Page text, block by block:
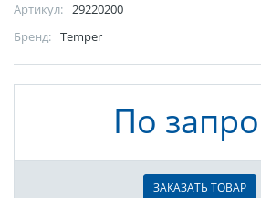
Артикул: 29220200
Бренд: Temper
По
ЗАКАЗАТЬ ТОВАР